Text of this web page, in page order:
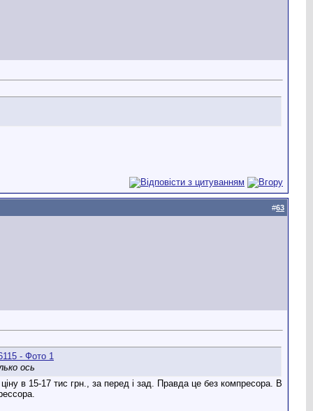
#63
ось
в 15-17 тис грн., за перед і зад. Правда це без компресора. В